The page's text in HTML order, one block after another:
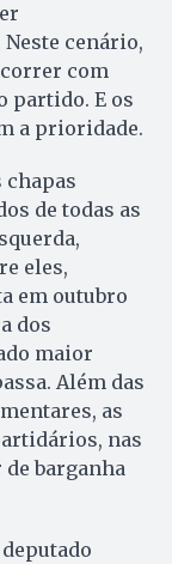
cenário,
com
partido. E os
a prioridade.
chapas
de todas as
eles,
em outubro
dos
maior
Além das
as
nas
barganha